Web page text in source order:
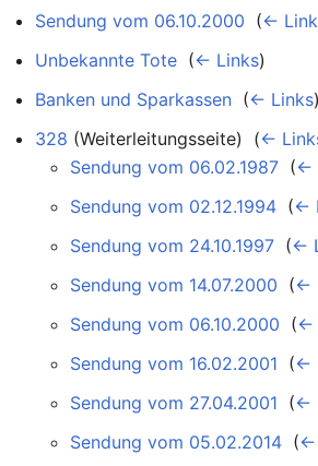
Sendung vom 06.10.2000 (←
Unbekannte Tote (← Links)
Banken und Sparkassen (← Links)
328 (Weiterleitungsseite) ‎ (←
Sendung vom 06.02.1987 (←
Sendung vom 02.12.1994 (←
Sendung vom 24.10.1997 (←
Sendung vom 14.07.2000 (←
Sendung vom 06.10.2000 (←
Sendung vom 16.02.2001 (←
Sendung vom 27.04.2001 (←
Sendung vom 05.02.2014 (←